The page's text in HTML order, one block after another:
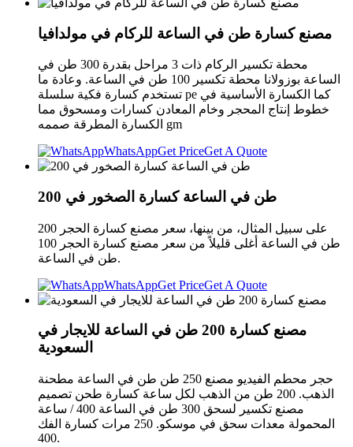
مصنع كسارة طن في الساعة للركام في مولدافيا
محطة تكسير الركام ذات 3 مراحل بقدرة 300 طن في
الساعة بوزولانا محطة تكسير 100 طن في الساعة. وعادة ما
تستخدم كسارة فكية سلسلة pe كما الكسارة الأساسية في
خطوط إنتاج المحجر وخام المعادن كسارات ومسحوق مما
الكسارة المطرقة صممه gm
WhatsAppGet PriceGet A Quote
200 طن في الساعة كسارة الصخور في
على سبيل المثال، من بينها، سعر مصنع كسارة الحجر 200
طن في الساعة أغلى قليلاً من سعر مصنع كسارة الحجر 100
طن في الساعة.
WhatsAppGet PriceGet A Quote
مصنع كسارة 200 طن في الساعة للايجار في
السعودية
حجر محطم الفيديو مصنع 250 طن طن في الساعة مطحنة
الذهب. 200 طن من الذهب لكل ساعة كسارة طحن تصميم
مصنع تكسير لسحق 300 طن في الساعة 400 / ساعة
المحمولة معدات سحق في موسكو. 250 مرات كسارة الفك
400.